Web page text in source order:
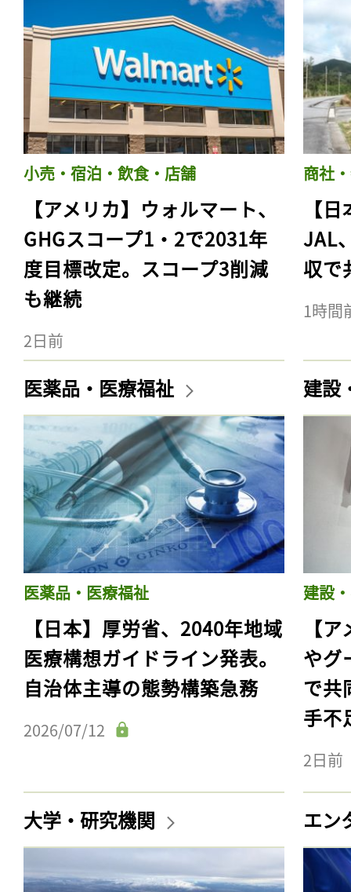
小売・宿泊・飲食・店舗
【アメリカ】ウォルマート、
GHGスコープ1・2で2031年
度目標改定。スコープ3削減
も継続
2日前
商社
【
JAL
収で
1時間
医薬品・医療福祉
医薬品・医療福祉
【日本】厚労省、2040年地域
医療構想ガイドライン発表。
自治体主導の態勢構築急務
2026/07/12
建設
建設
【
やグ
で共
手不
2日前
大学・研究機関 エン